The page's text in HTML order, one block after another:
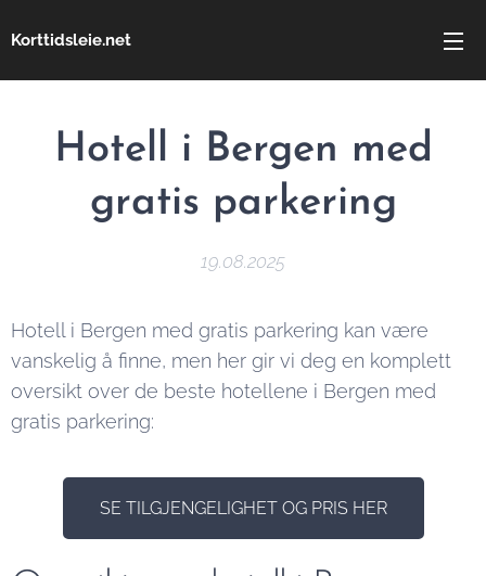
Korttidsleie.net
Hotell i Bergen med
gratis parkering
19.08.2025
Hotell i Bergen med gratis parkering kan være
vanskelig å finne, men her gir vi deg en komplett
oversikt over de beste hotellene i Bergen med
gratis parkering:
SE TILGJENGELIGHET OG PRIS HER